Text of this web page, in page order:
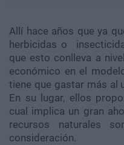
Allí hace años que ya
herbicidas o
que esto conlleva a
económico en el
tiene que gastar más al
En su lugar, ellos
cual implica un gran
recursos naturales
consideración.